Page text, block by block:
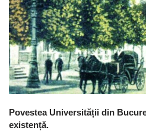
Povestea Universității din
existență.